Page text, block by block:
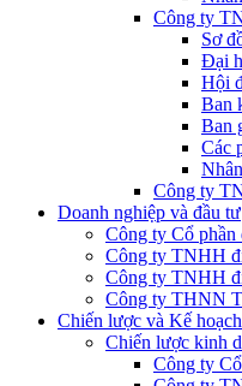
Công ty
Sơ
Đại
Hội
Ban
Ban
Các
Công ty
Doanh nghiệp và đầu tư
Công ty Cổ
Công ty TNHH
Công ty TNHH
Công ty THNN
Chiến lược và Kế
Chiến lược kinh
Công ty